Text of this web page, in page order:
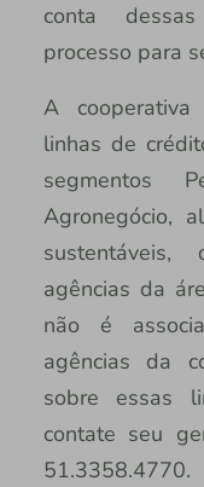
conta
processo para
A cooperativa
linhas de
segmentos
Agronegócio,
agências da
não é
agências da
sobre essas
contate seu
51.3358.4770.